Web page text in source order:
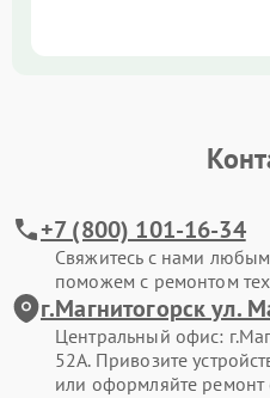
+7 (800) 101-16-34
Свяжитесь с нами
поможем с ремонтом
г.Магнитогорск ул.
Центральный офис:
52А. Привозите
или оформляйте ремонт